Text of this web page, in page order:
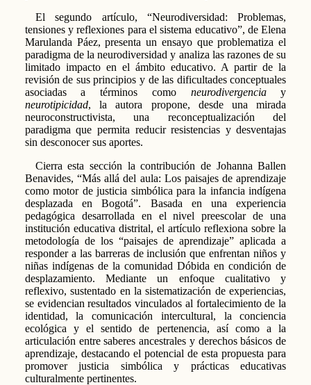
El segundo artículo, “Neurodiversidad: Problemas,
tensiones y reflexiones para el sistema educativo”, de Elena
Marulanda Páez, presenta un ensayo que problematiza el
paradigma de la neurodiversidad y analiza las razones de su
limitado impacto en el ámbito educativo. A partir de la
revisión de sus principios y de las dificultades conceptuales
asociadas a términos como neurodivergenciay
neurotipicidad, la autora propone, desde una mirada
neuroconstructivista, una reconceptualización del
paradigma que permita reducir resistencias y desventajas
sin desconocer sus aportes.
Cierra esta sección la contribución de Johanna Ballen
Benavides, “Más allá del aula: Los paisajes de aprendizaje
como motor de justicia simbólica para la infancia indígena
desplazada en Bogotá”. Basada en una experiencia
pedagógica desarrollada en el nivel preescolar de una
institución educativa distrital, el artículo reflexiona sobre la
metodología de los “paisajes de aprendizaje” aplicada a
responder a las barreras de inclusión que enfrentan niños y
niñas indígenas de la comunidad Dóbida en condición de
desplazamiento. Mediante un enfoque cualitativo y
reflexivo, sustentado en la sistematización de experiencias,
se evidencian resultados vinculados al fortalecimiento de la
identidad, la comunicación intercultural, la conciencia
ecológica y el sentido de pertenencia, así como a la
articulación entre saberes ancestrales y derechos básicos de
aprendizaje, destacando el potencial de esta propuesta para
promover justicia simbólica y prácticas educativas
culturalmente pertinentes.